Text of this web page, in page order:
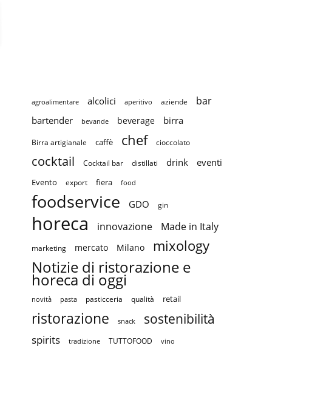
agroalimentare alcolici aperitivo aziende bar
bartender bevande beverage birra
Birra artigianale caffè chef cioccolato
cocktail Cocktail bar distillati drink eventi
Evento export fiera food
foodservice GDO gin
horeca innovazione Made in Italy
marketing mercato Milano mixology
Notizie di ristorazione e
horeca di oggi
novità pasta pasticceria qualità retail
ristorazione snack sostenibilità
spirits tradizione TUTTOFOOD vino